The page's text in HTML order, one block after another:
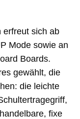
erfreut sich ab
Mode sowie an
Boards.
gewählt, die
die leichte
fixe